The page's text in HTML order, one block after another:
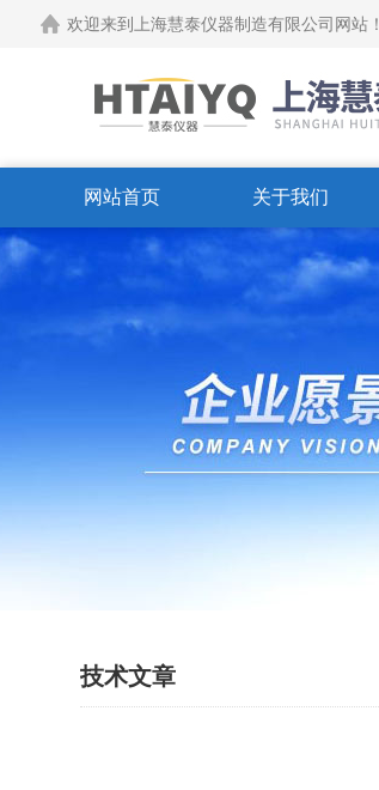
欢迎来到上海慧泰仪器制造有限公司网站！
网站首页 关于我们
技术文章